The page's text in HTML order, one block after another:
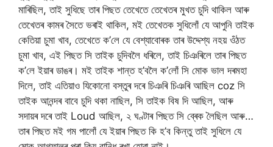
মাৰিছিল, তাই সুধিছে তাৰ পিছত তেখেতে তেখেতৰ মুখত চুদি থাকিল আৰু
তেখেতৰ কামৰ সৈতে ভৰাই থাকিল, মই তেখেতক সুধিলোঁ যে আপুনি তাইক
কেতিয়া চুমা খাব, তেখেতে ক’লে যে বেশ্যাবোৰক তাৰ উদ্দেশ্য নহয় ওঁঠত
চুমা খাব, এই পিছত সি তাইক চুদিবলৈ ধৰিলে, তাই চিঞৰিলে তাৰ পিছত
ক’লে ইয়াৰ ডাঙৰ। মই তাইক শান্ত হ’বলৈ ক’লোঁ সি মোক ভাল দৰমহা
দিলে, তাই এতিয়াও যিকোনো বস্তুৰ দৰে চিঞৰি চিঞৰি আছিল coz সি
তাইক আনন্দৰ বাবে চুদি থকা নাছিল, সি তাইক বিষ দি আছিল, আৰু
সদায়ৰ দৰে তাই Loud আছিল, ২ ঘণ্টাৰ পিছত সি ব্ৰেক লৈছিল আৰু…
তাৰ পিছত মই গম পালোঁ যে ইয়াৰ পিছত কি হ’ব কিন্তু তাই সুধিলে যে